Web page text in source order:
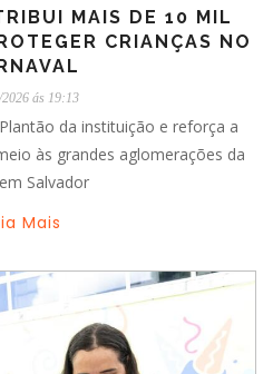
MAIS DE 10 MIL
CRIANÇAS NO
2026 ás 19:13
da instituição e reforça a
às grandes aglomerações da
Salvador
Mais